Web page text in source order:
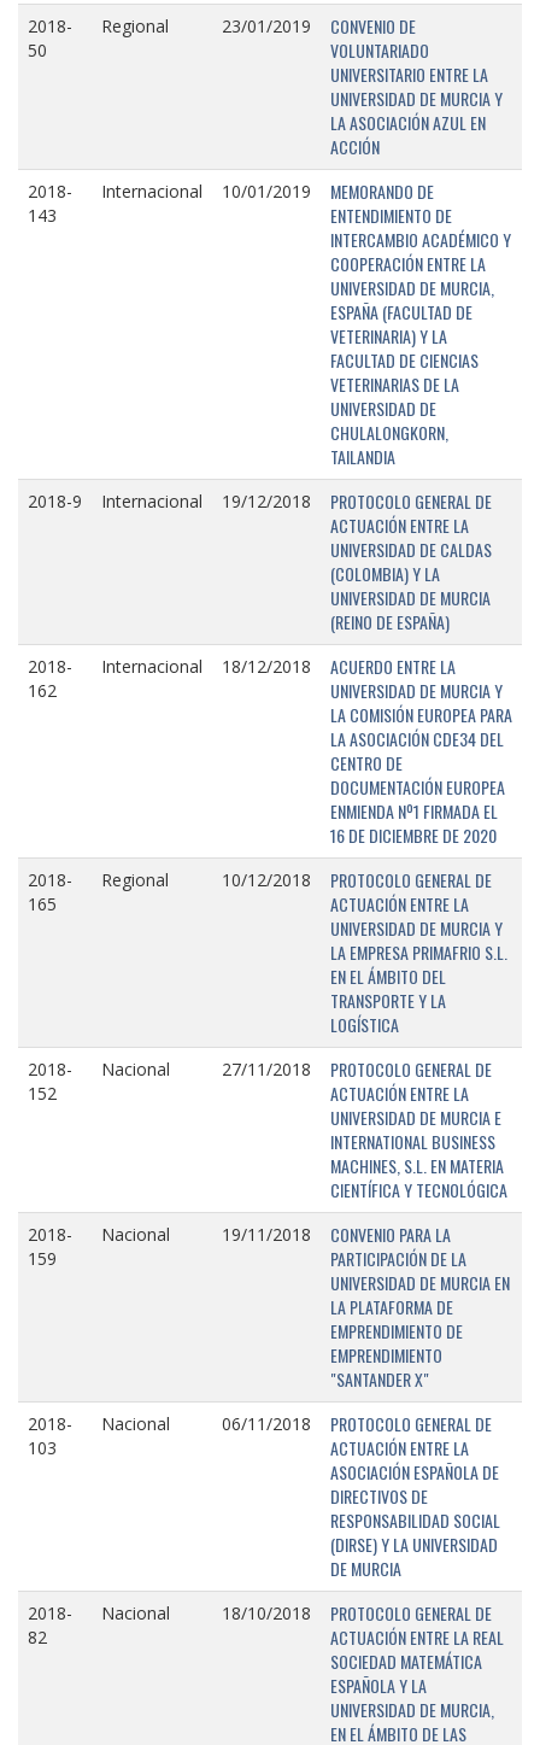
2018-
50
Regional 23/01/2019
CONVENIO DE
VOLUNTARIADO
UNIVERSITARIO ENTRE LA
UNIVERSIDAD DE MURCIA Y
LA ASOCIACIÓN AZUL EN
ACCIÓN
2018-
143
Internacional 10/01/2019
MEMORANDO DE
ENTENDIMIENTO DE
INTERCAMBIO ACADÉMICO Y
COOPERACIÓN ENTRE LA
UNIVERSIDAD DE MURCIA,
ESPAÑA (FACULTAD DE
VETERINARIA) Y LA
FACULTAD DE CIENCIAS
VETERINARIAS DE LA
UNIVERSIDAD DE
CHULALONGKORN,
TAILANDIA
2018-9 Internacional 19/12/2018
PROTOCOLO GENERAL DE
ACTUACIÓN ENTRE LA
UNIVERSIDAD DE CALDAS
(COLOMBIA) Y LA
UNIVERSIDAD DE MURCIA
(REINO DE ESPAÑA)
2018-
162
Internacional 18/12/2018
ACUERDO ENTRE LA
UNIVERSIDAD DE MURCIA Y
LA COMISIÓN EUROPEA PARA
LA ASOCIACIÓN CDE34 DEL
CENTRO DE
DOCUMENTACIÓN EUROPEA
ENMIENDA Nº1 FIRMADA EL
16 DE DICIEMBRE DE 2020
2018-
165
Regional 10/12/2018
PROTOCOLO GENERAL DE
ACTUACIÓN ENTRE LA
UNIVERSIDAD DE MURCIA Y
LA EMPRESA PRIMAFRIO S.L.
EN EL ÁMBITO DEL
TRANSPORTE Y LA
LOGÍSTICA
2018-
152
Nacional 27/11/2018
PROTOCOLO GENERAL DE
ACTUACIÓN ENTRE LA
UNIVERSIDAD DE MURCIA E
INTERNATIONAL BUSINESS
MACHINES, S.L. EN MATERIA
CIENTÍFICA Y TECNOLÓGICA
2018-
159
Nacional 19/11/2018
CONVENIO PARA LA
PARTICIPACIÓN DE LA
UNIVERSIDAD DE MURCIA EN
LA PLATAFORMA DE
EMPRENDIMIENTO DE
EMPRENDIMIENTO
"SANTANDER X"
2018-
103
Nacional 06/11/2018
PROTOCOLO GENERAL DE
ACTUACIÓN ENTRE LA
ASOCIACIÓN ESPAÑOLA DE
DIRECTIVOS DE
RESPONSABILIDAD SOCIAL
(DIRSE) Y LA UNIVERSIDAD
DE MURCIA
2018-
82
Nacional 18/10/2018
PROTOCOLO GENERAL DE
ACTUACIÓN ENTRE LA REAL
SOCIEDAD MATEMÁTICA
ESPAÑOLA Y LA
UNIVERSIDAD DE MURCIA,
EN EL ÁMBITO DE LAS